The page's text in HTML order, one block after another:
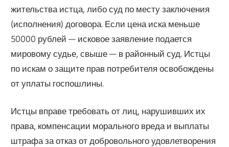
жительства истца, либо суд по месту заключения
(исполнения) договора. Если цена иска меньше
50000 рублей — исковое заявление подается
мировому судье, свыше — в районный суд. Истцы
по искам о защите прав потребителя освобождены
от уплаты госпошлины.
Истцы вправе требовать от лиц, нарушивших их
права, компенсации морального вреда и выплаты
штрафа за отказ от добровольного удовлетворения